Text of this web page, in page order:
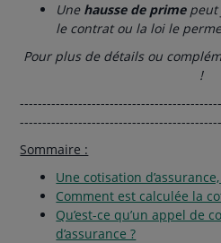
Une hausse de primepeut
le contrat ou la loi le
Pour plus de détails ou
!
Sommaire :
Une cotisation d’assurance,
Comment est calculée la
Qu’est-ce qu’un appel de
d’assurance ?